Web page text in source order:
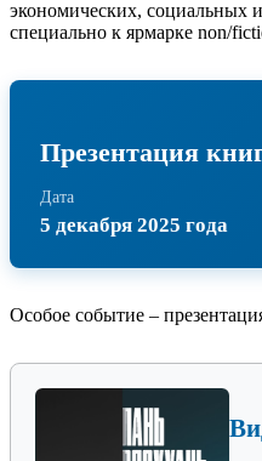
экономических, социальных
специально к ярмарке non/
Презентация
Дата
5 декабря 2025 года
Особое событие –